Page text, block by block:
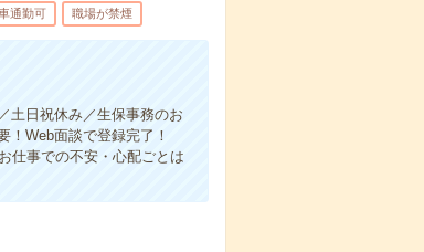
通勤可 職場が禁煙
土日祝休み／生保事務のお
！Web面談で登録完了！
仕事での不安・心配ごとは